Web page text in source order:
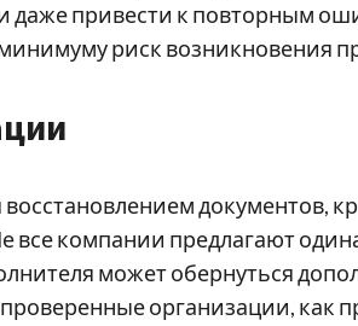
даже привести к повторным
риск возникновения
документов,
все компании предлагают
может обернуться
организации, как